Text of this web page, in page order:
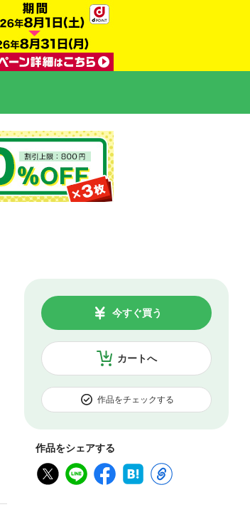
カートへ
今すぐ買う
作品をチェックする
作品をシェアする